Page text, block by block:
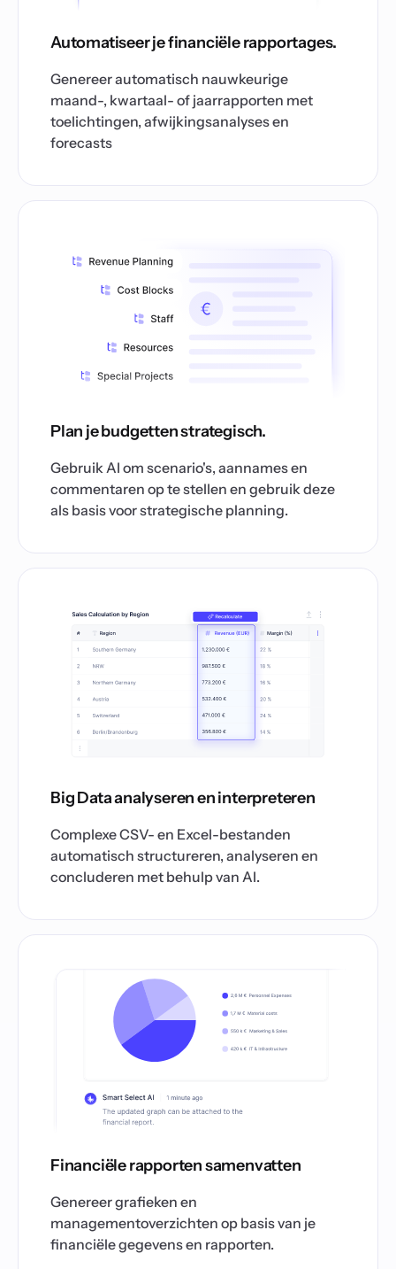
Automatiseer je financiële rapportages.
Genereer automatisch nauwkeurige
maand-, kwartaal- of jaarrapporten met
toelichtingen, afwijkingsanalyses en
forecasts
Plan je budgetten strategisch.
Gebruik AI om scenario's, aannames en
commentaren op te stellen en gebruik deze
als basis voor strategische planning.
Big Data analyseren en interpreteren
Complexe CSV- en Excel-bestanden
automatisch structureren, analyseren en
concluderen met behulp van AI.
Financiële rapporten samenvatten
Genereer grafieken en
managementoverzichten op basis van je
financiële gegevens en rapporten.